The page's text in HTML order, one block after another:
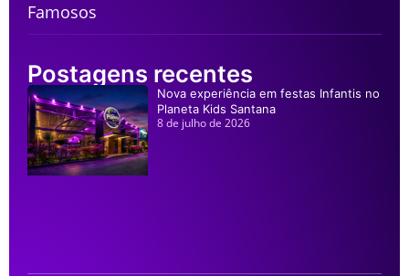
Famosos
Postagens recentes
Nova experiência em festas Infantis no
Planeta Kids Santana
8 de julho de 2026